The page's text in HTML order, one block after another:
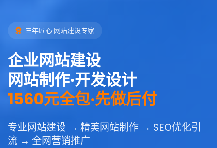
三年匠心·网站建设专家
企业网站建设
网站制作·开发设计
1560元全包·先做后付
专业网站建设 → 精美网站制作 → SEO优化引
流 → 全网营销推广